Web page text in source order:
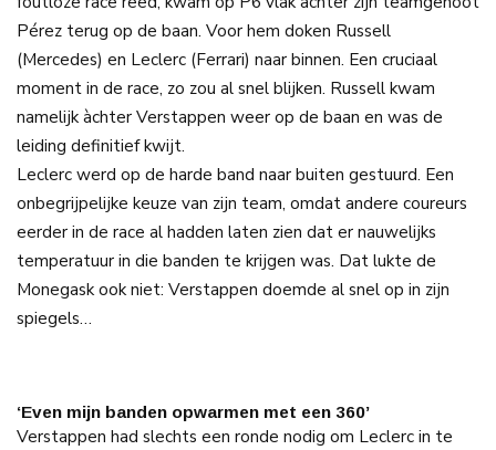
Pérez terug op de baan. Voor hem doken Russell
(Mercedes) en Leclerc (Ferrari) naar binnen. Een cruciaal
moment in de race, zo zou al snel blijken. Russell kwam
namelijk àchter Verstappen weer op de baan en was de
leiding definitief kwijt.
Leclerc werd op de harde band naar buiten gestuurd. Een
onbegrijpelijke keuze van zijn team, omdat andere coureurs
eerder in de race al hadden laten zien dat er nauwelijks
temperatuur in die banden te krijgen was. Dat lukte de
Monegask ook niet: Verstappen doemde al snel op in zijn
spiegels…
‘Even mijn banden opwarmen met een 360’
Verstappen had slechts een ronde nodig om Leclerc in te